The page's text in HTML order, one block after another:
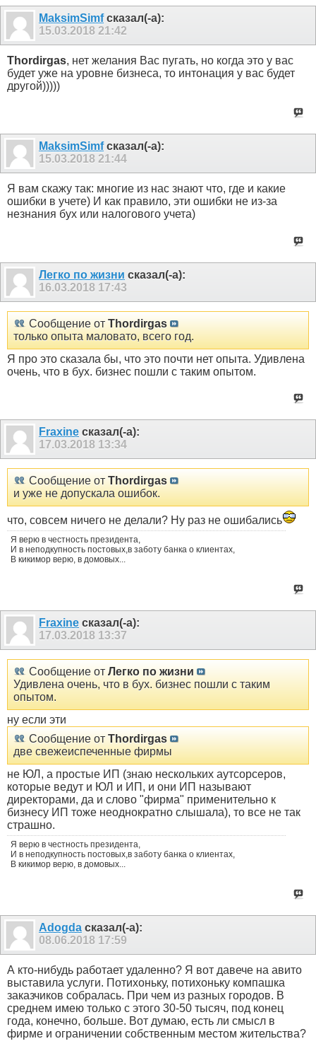
MaksimSimfсказал(-а):
15.03.2018 21:42
Thordirgas, нет желания Вас пугать, но когда это у вас
будет уже на уровне бизнеса, то интонация у вас будет
другой)))))
MaksimSimfсказал(-а):
15.03.2018 21:44
Я вам скажу так: многие из нас знают что, где и какие
ошибки в учете) И как правило, эти ошибки не из-за
незнания бух или налогового учета)
Легко по жизни сказал(-а):
16.03.2018 17:43
Сообщение от Thordirgas
только опыта маловато, всего год.
Я про это сказала бы, что это почти нет опыта. Удивлена
очень, что в бух. бизнес пошли с таким опытом.
Fraxine сказал(-а):
17.03.2018 13:34
Сообщение от Thordirgas
и уже не допускала ошибок.
что, совсем ничего не делали? Ну раз не ошибались
Я верю в честность президента,
И в неподкупность постовых,в заботу банка о клиентах,
В кикимор верю, в домовых...
Fraxine сказал(-а):
17.03.2018 13:37
Сообщение от Легко по жизни
Удивлена очень, что в бух. бизнес пошли с таким
опытом.
ну если эти
Сообщение от Thordirgas
две свежеиспеченные фирмы
не ЮЛ, а простые ИП (знаю нескольких аутсорсеров,
которые ведут и ЮЛ и ИП, и они ИП называют
директорами, да и слово "фирма" применительно к
бизнесу ИП тоже неоднократно слышала), то все не так
страшно.
Я верю в честность президента,
И в неподкупность постовых,в заботу банка о клиентах,
В кикимор верю, в домовых...
Adogda сказал(-а):
08.06.2018 17:59
А кто-нибудь работает удаленно? Я вот давече на авито
выставила услуги. Потихоньку, потихоньку компашка
заказчиков собралась. При чем из разных городов. В
среднем имею только с этого 30-50 тысяч, под конец
года, конечно, больше. Вот думаю, есть ли смысл в
фирме и ограничении собственным местом жительства?